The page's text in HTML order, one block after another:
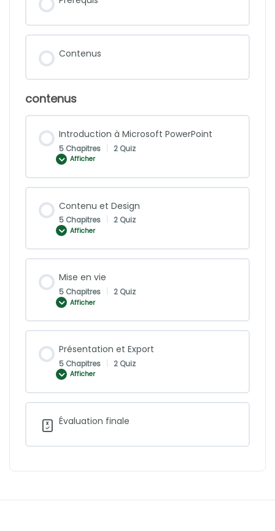
Contenus
contenus
Introduction à Microsoft PowerPoint
5 Chapitres 2 Quiz
Afficher
Contenu et Design
5 Chapitres 2 Quiz
Afficher
Mise en vie
5 Chapitres 2 Quiz
Afficher
Présentation et Export
5 Chapitres 2 Quiz
Afficher
Évaluation finale